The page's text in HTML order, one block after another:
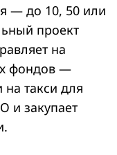
— до 10, 50 или
проект
на
фондов —
на такси для
и закупает